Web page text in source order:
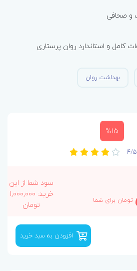
و صحافی
کامل و استاندارد روان پرستاری
بهداشت روان
%15
4/5
تومان برای شما
سود شما از این
خرید: 1,000,000
تومان
افزودن به سبد خرید